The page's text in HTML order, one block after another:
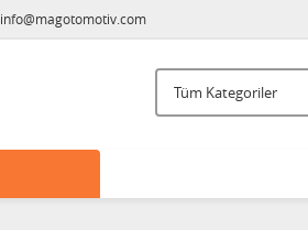
info@magotomotiv.com